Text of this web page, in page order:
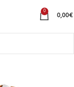
0 0,00€